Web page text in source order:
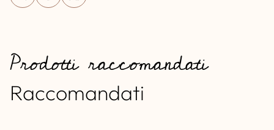
Prodotti raccomandati
Raccomandati